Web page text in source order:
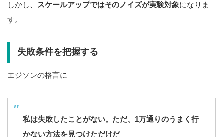
しかし、
スケールアップではそのノイズが実験対象になりま
す。
失敗条件を把握する
エジソンの格言に
私は失敗したことがない。ただ、1万通りのうまく行
かない方法を見つけただけだ